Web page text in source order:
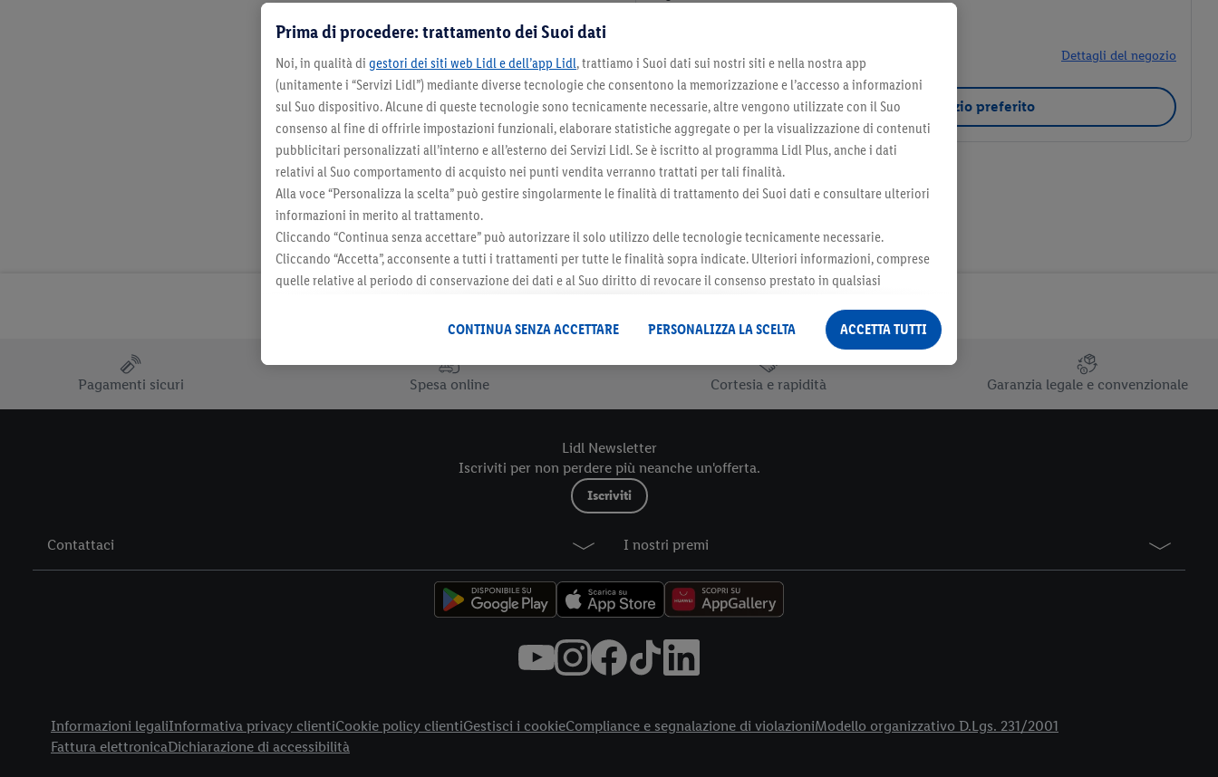
Dettagli del negozio
Seleziona come negozio preferito
Pagamenti sicuri Spesa online Cortesia e rapidità Garanzia legale e convenzionale
Lidl Newsletter
Iscriviti per non perdere più neanche un'offerta.
Iscriviti
Contattaci I nostri premi
Informazioni legaliInformativa privacy clientiCookie policy clientiGestisci i cookieCompliance e segnalazione di violazioniModello organizzativo D.Lgs. 231/2001
Fattura elettronicaDichiarazione di accessibilità
Prima di procedere: trattamento dei Suoi dati
Noi, in qualità di gestori dei siti web Lidl e dell’app Lidl, trattiamo i Suoi dati sui nostri siti e nella nostra app
(unitamente i “Servizi Lidl”) mediante diverse tecnologie che consentono la memorizzazione e l’accesso a informazioni
sul Suo dispositivo. Alcune di queste tecnologie sono tecnicamente necessarie, altre vengono utilizzate con il Suo
consenso al fine di offrirle impostazioni funzionali, elaborare statistiche aggregate o per la visualizzazione di contenuti
pubblicitari personalizzati all’interno e all’esterno dei Servizi Lidl. Se è iscritto al programma Lidl Plus, anche i dati
relativi al Suo comportamento di acquisto nei punti vendita verranno trattati per tali finalità.
Alla voce “Personalizza la scelta” può gestire singolarmente le finalità di trattamento dei Suoi dati e consultare ulteriori
informazioni in merito al trattamento.
Cliccando “Continua senza accettare” può autorizzare il solo utilizzo delle tecnologie tecnicamente necessarie.
Cliccando “Accetta”, acconsente a tutti i trattamenti per tutte le finalità sopra indicate. Ulteriori informazioni, comprese
quelle relative al periodo di conservazione dei dati e al Suo diritto di revocare il consenso prestato in qualsiasi
CONTINUA SENZA ACCETTARE PERSONALIZZA LA SCELTA ACCETTA TUTTI